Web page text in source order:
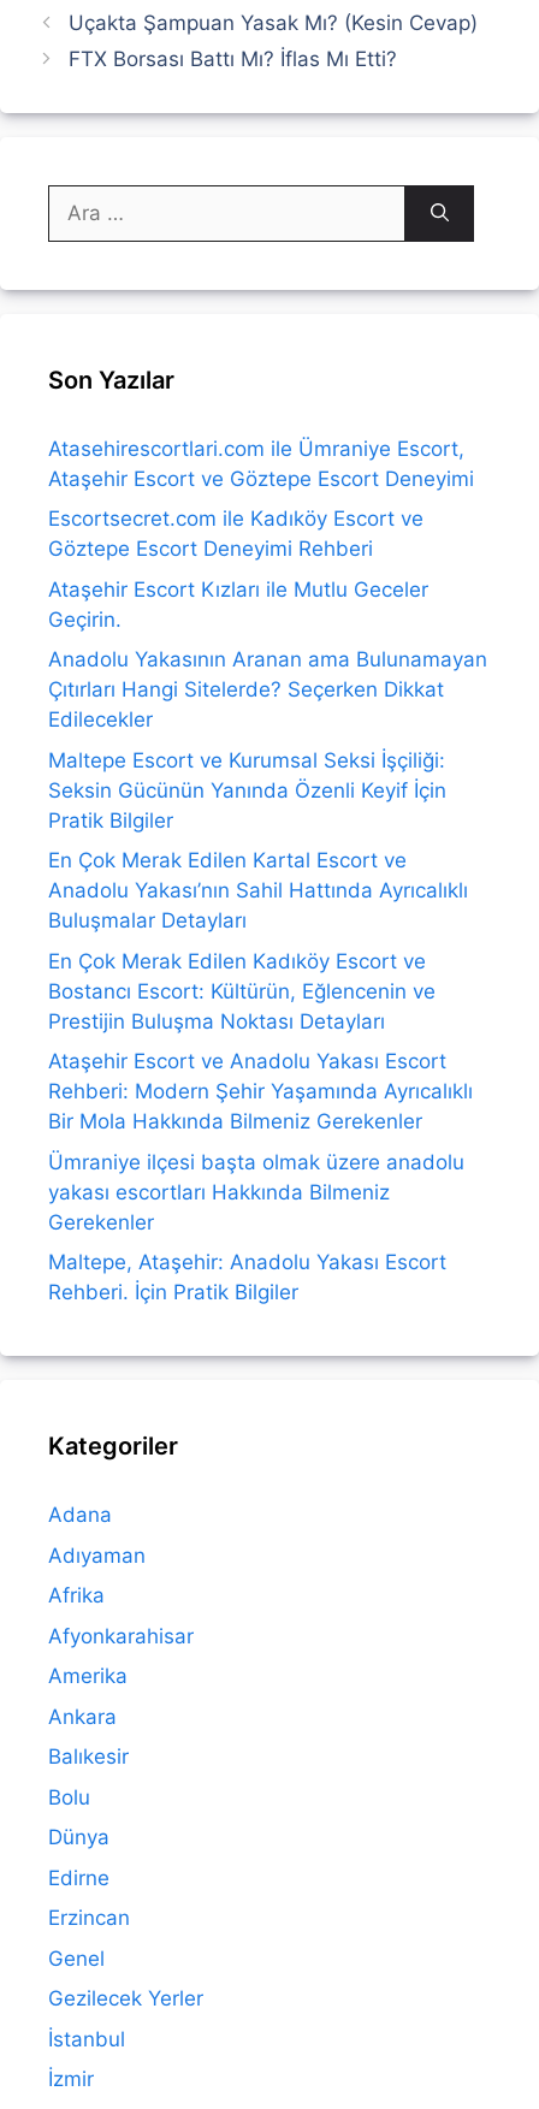
Uçakta Şampuan Yasak Mı? (Kesin Cevap)
FTX Borsası Battı Mı? İflas Mı Etti?
ara
Son Yazılar
Atasehirescortlari.com ile Ümraniye Escort,
Ataşehir Escort ve Göztepe Escort Deneyimi
Escortsecret.com ile Kadıköy Escort ve
Göztepe Escort Deneyimi Rehberi
Ataşehir Escort Kızları ile Mutlu Geceler
Geçirin.
Anadolu Yakasının Aranan ama Bulunamayan
Çıtırları Hangi Sitelerde? Seçerken Dikkat
Edilecekler
Maltepe Escort ve Kurumsal Seksi İşçiliği:
Seksin Gücünün Yanında Özenli Keyif İçin
Pratik Bilgiler
En Çok Merak Edilen Kartal Escort ve
Anadolu Yakası’nın Sahil Hattında Ayrıcalıklı
Buluşmalar Detayları
En Çok Merak Edilen Kadıköy Escort ve
Bostancı Escort: Kültürün, Eğlencenin ve
Prestijin Buluşma Noktası Detayları
Ataşehir Escort ve Anadolu Yakası Escort
Rehberi: Modern Şehir Yaşamında Ayrıcalıklı
Bir Mola Hakkında Bilmeniz Gerekenler
Ümraniye ilçesi başta olmak üzere anadolu
yakası escortları Hakkında Bilmeniz
Gerekenler
Maltepe, Ataşehir: Anadolu Yakası Escort
Rehberi. İçin Pratik Bilgiler
Kategoriler
Adana
Adıyaman
Afrika
Afyonkarahisar
Amerika
Ankara
Balıkesir
Bolu
Dünya
Edirne
Erzincan
Genel
Gezilecek Yerler
İstanbul
İzmir